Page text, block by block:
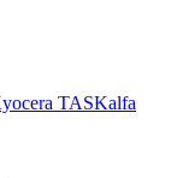
TASKalfa